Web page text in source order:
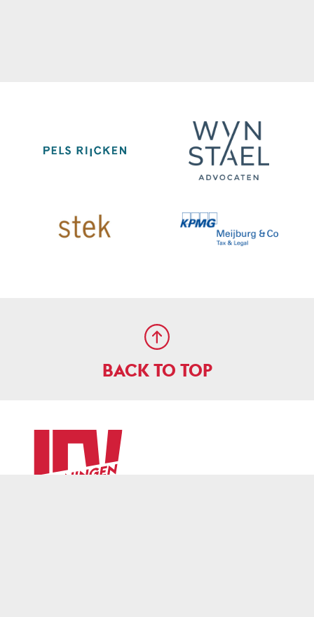
BACK TO TOP